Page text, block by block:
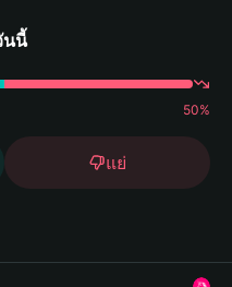
นนี้
50%
แย่